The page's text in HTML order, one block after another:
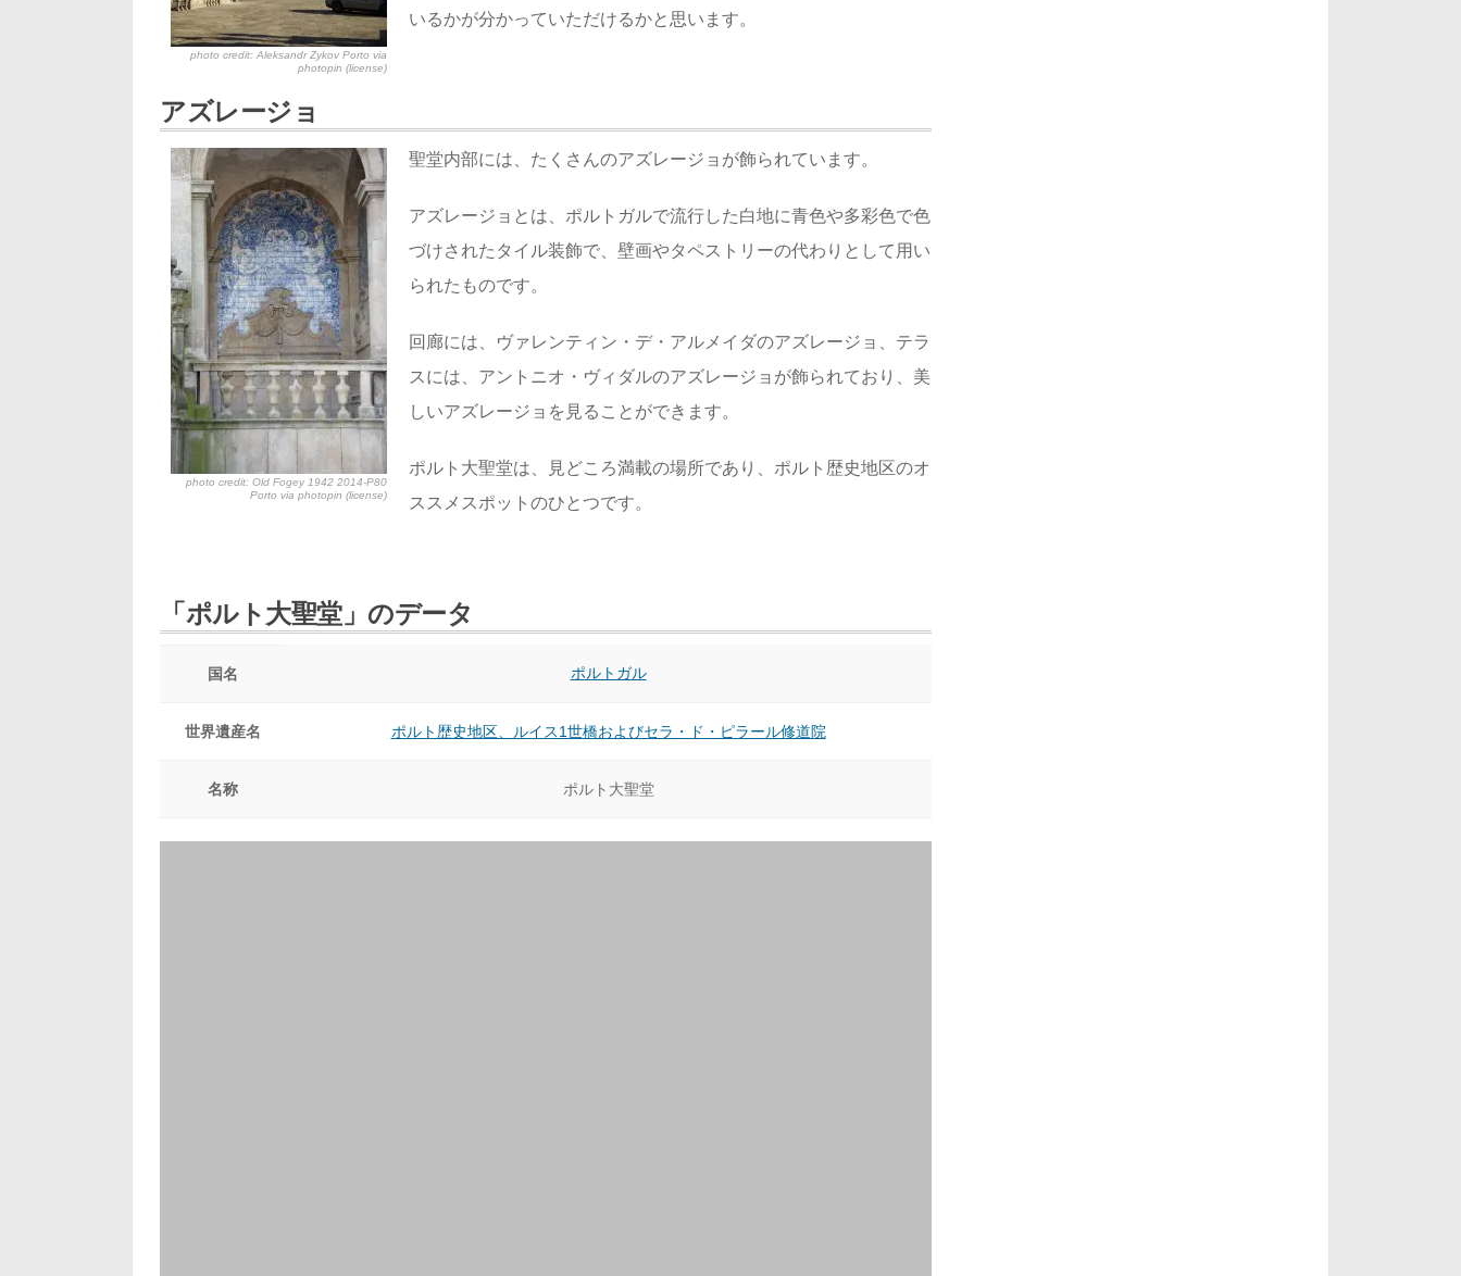
photo credit: Aleksandr Zykov Porto via
photopin (license)
いるかが分かっていただけるかと思います。
アズレージョ
photo credit: Old Fogey 1942 2014-P80
Porto via photopin (license)
聖堂内部には、たくさんのアズレージョが飾られています。
アズレージョとは、ポルトガルで流行した白地に青色や多彩色で色
づけされたタイル装飾で、壁画やタペストリーの代わりとして用い
られたものです。
回廊には、ヴァレンティン・デ・アルメイダのアズレージョ、テラ
スには、アントニオ・ヴィダルのアズレージョが飾られており、美
しいアズレージョを見ることができます。
ポルト大聖堂は、見どころ満載の場所であり、ポルト歴史地区のオ
ススメスポットのひとつです。
「ポルト大聖堂」のデータ
国名 ポルトガル
世界遺産名 ポルト歴史地区、ルイス1世橋およびセラ・ド・ピラール修道院
名称 ポルト大聖堂